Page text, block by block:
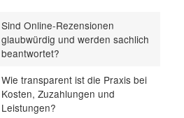
Sind Online-Rezensionen
glaubwürdig und werden sachlich
beantwortet?
Wie transparent ist die Praxis bei
Kosten, Zuzahlungen und
Leistungen?